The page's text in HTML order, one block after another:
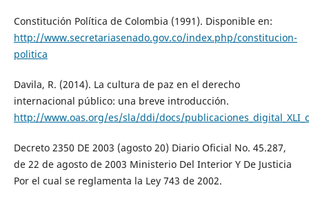
Constitución Política de Colombia (1991). Disponible en:
http://www.secretariasenado.gov.co/index.php/constitucion-
politica
Davila, R. (2014). La cultura de paz en el derecho
internacional público: una breve introducción.
http://www.oas.org/es/sla/ddi/docs/
Decreto 2350 DE 2003 (agosto 20) Diario Oficial No. 45.287,
de 22 de agosto de 2003 Ministerio Del Interior Y De Justicia
Por el cual se reglamenta la Ley 743 de 2002.